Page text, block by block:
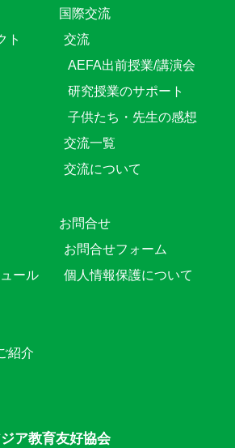
ト
国際交流
交流
AEFA出前授業/講演会
研究授業のサポート
子供たち・先生の感想
交流一覧
交流について
ール
紹介
お問合せ
お問合せフォーム
個人情報保護について
ア教育友好協会